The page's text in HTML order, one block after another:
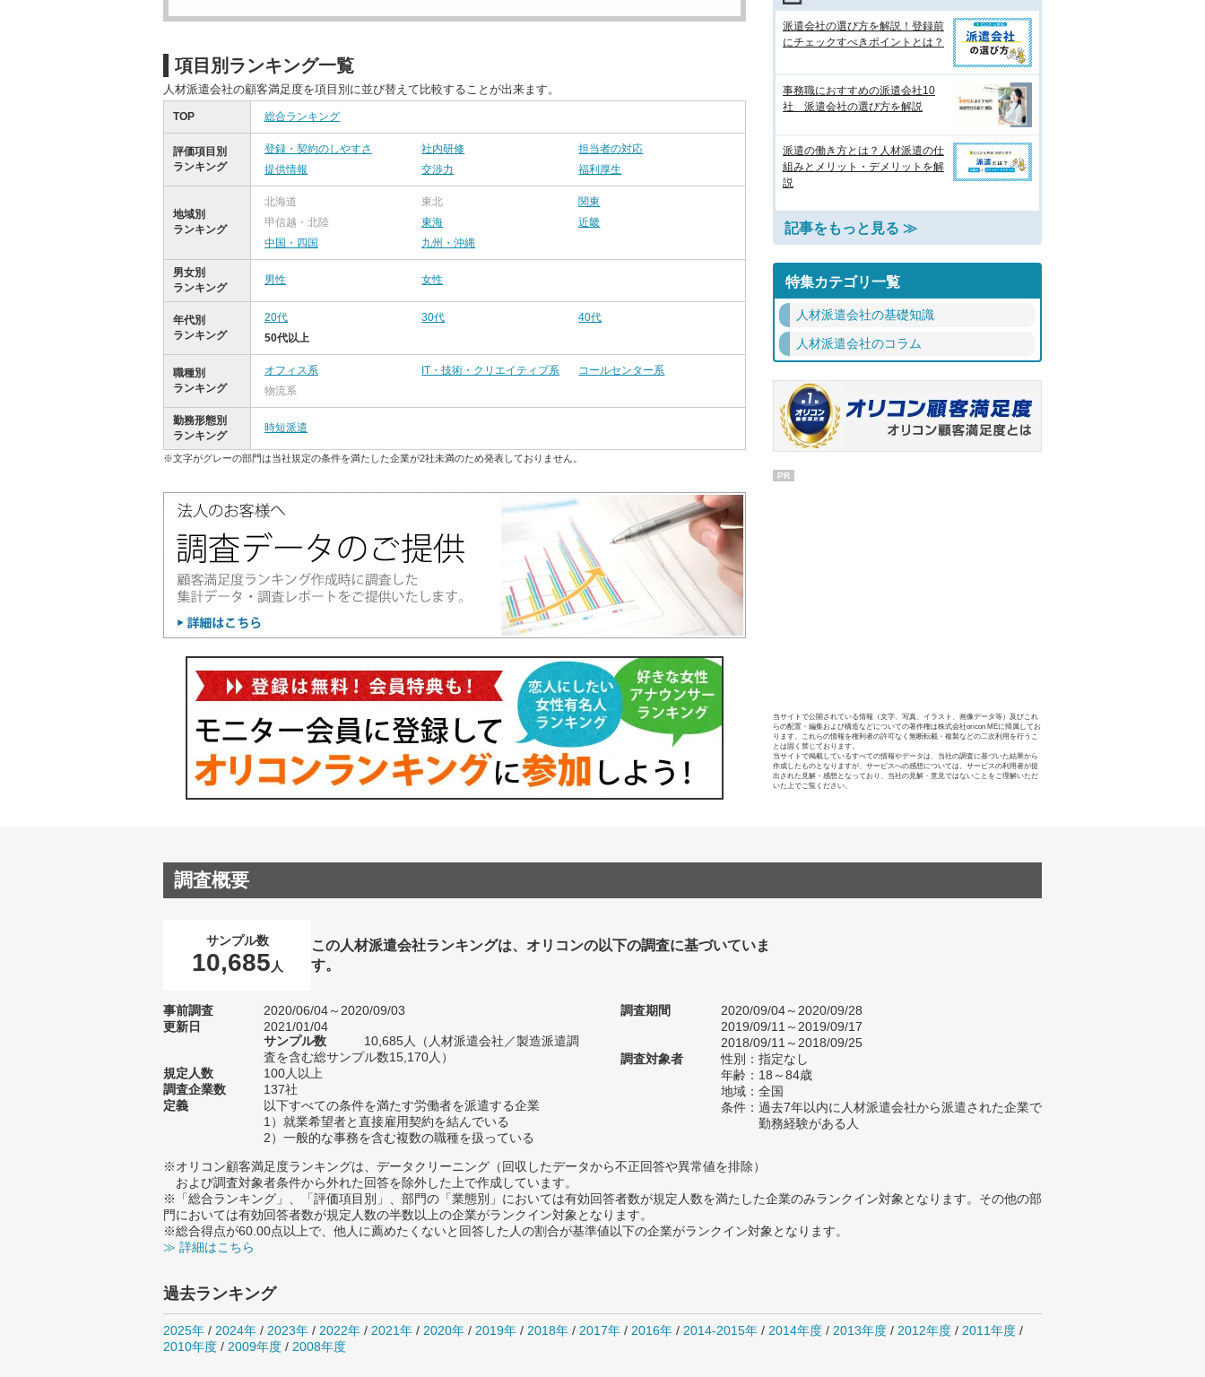
項目別ランキング一覧
人材派遣会社の顧客満足度を項目別に並び替えて比較することが出来ます。
TOP 総合ランキング
評価項目別
ランキング
登録・契約のしやすさ 社内研修
担当者の対応
提供情報
交渉力 福利厚生
地域別
ランキング
北海道 東北
関東
甲信越・北陸
東海
近畿
中国・四国
九州・沖縄
男女別
ランキング
男性 女性
年代別
ランキング
20代 30代
40代
50代以上
職種別
ランキング
オフィス系 IT・技術・クリエイティブ系
コールセンター系
物流系
勤務形態別
ランキング
時短派遣
※文字がグレーの部門は当社規定の条件を満たした企業が2社未満のため発表しておりません。
派遣会社の選び方を解説！登録前
にチェックすべきポイントとは？
事務職におすすめの派遣会社10
社 派遣会社の選び方を解説
派遣の働き方とは？人材派遣の仕
組みとメリット・デメリットを解
説
記事をもっと見る ≫
特集カテゴリ一覧
人材派遣会社の基礎知識
人材派遣会社のコラム
PR
当サイトで公開されている情報（文字、写真、イラスト、画像データ等）及びこれ
らの配置・編集および構造などについての著作権は株式会社oricon MEに帰属してお
ります。これらの情報を権利者の許可なく無断転載・複製などの二次利用を行うこ
とは固く禁じております。
当サイトで掲載しているすべての情報やデータは、当社の調査に基づいた結果から
作成したものとなりますが、サービスへの感想については、サービスの利用者が提
出された見解・感想となっており、当社の見解・意見ではないことをご理解いただ
いた上でご覧ください。
調査概要
サンプル数
10,685 人
この人材派遣会社ランキングは、オリコンの以下の調査に基づいていま
す。
事前調査
2020/06/04～2020/09/03
更新日
2021/01/04
サンプル数
10,685人（人材派遣会社／製造派遣調
査を含む総サンプル数15,170人）
規定人数
100人以上
調査企業数
137社
定義
以下すべての条件を満たす労働者を派遣する企業
1）就業希望者と直接雇用契約を結んでいる
2）一般的な事務を含む複数の職種を扱っている
調査期間
2020/09/04～2020/09/28
2019/09/11～2019/09/17
2018/09/11～2018/09/25
調査対象者
性別：指定なし
年齢：18～84歳
地域：全国
条件：過去7年以内に人材派遣会社から派遣された企業で
勤務経験がある人
※オリコン顧客満足度ランキングは、データクリーニング（回収したデータから不正回答や異常値を排除）
および調査対象者条件から外れた回答を除外した上で作成しています。
※「総合ランキング」、「評価項目別」、部門の「業態別」においては有効回答者数が規定人数を満たした企業のみランクイン対象となります。その他の部
門においては有効回答者数が規定人数の半数以上の企業がランクイン対象となります。
※総合得点が60.00点以上で、他人に薦めたくないと回答した人の割合が基準値以下の企業がランクイン対象となります。
≫ 詳細はこちら
過去ランキング
2025年 / 2024年 / 2023年 / 2022年 / 2021年 / 2020年 / 2019年 / 2018年 / 2017年 / 2016年 / 2014-2015年 / 2014年度 / 2013年度 / 2012年度 / 2011年度 /
2010年度 / 2009年度 / 2008年度